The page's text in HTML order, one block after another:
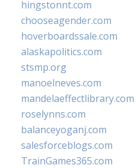
hingstonnt.com
chooseagender.com
hoverboardssale.com
alaskapolitics.com
stsmp.org
manoelneves.com
mandelaeffectlibrary.com
roselynns.com
balanceyoganj.com
salesforceblogs.com
TrainGames365.com